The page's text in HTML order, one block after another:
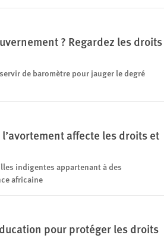
? Regardez les droits
de baromètre pour jauger le degré
affecte les droits et
indigentes appartenant à des
africaine
pour protéger les droits